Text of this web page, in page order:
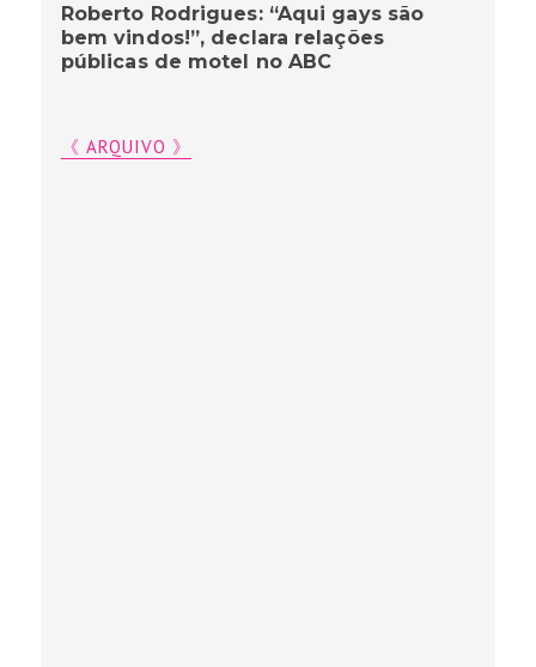
Roberto Rodrigues: “Aqui gays são
bem vindos!”, declara relações
públicas de motel no ABC
《 ARQUIVO 》